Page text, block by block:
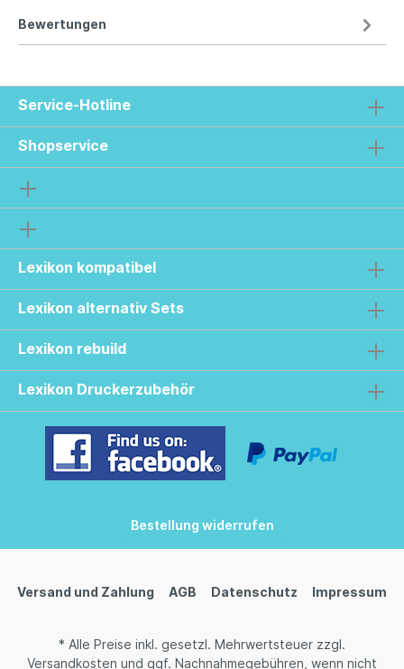
Bewertungen
Service-Hotline
Shopservice
Lexikon kompatibel
Lexikon alternativ Sets
Lexikon rebuild
Lexikon Druckerzubehör
Bestellung widerrufen
Versand und Zahlung AGB Datenschutz Impressum
* Alle Preise inkl. gesetzl. Mehrwertsteuer zzgl.
Versandkosten und ggf. Nachnahmegebühren, wenn nicht